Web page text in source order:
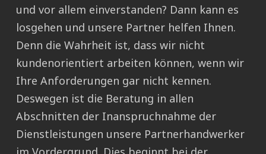
und vor allem einverstanden? Dann kann es
losgehen und unsere Partner helfen Ihnen.
Denn die Wahrheit ist, dass wir nicht
kundenorientiert arbeiten können, wenn wir
Ihre Anforderungen gar nicht kennen.
Deswegen ist die Beratung in allen
Abschnitten der Inanspruchnahme der
Dienstleistungen unsere Partnerhandwerker